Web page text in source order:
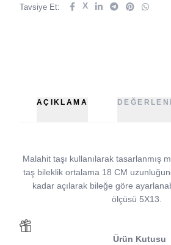
Tavsiye Et: X
AÇIKLAMA
Malahit taşı kullanılarak tasarlanmış
taş bileklik ortalama 18 CM
kadar açılarak bileğe göre
ölçüsü 5X13.
Ürün Kutusu